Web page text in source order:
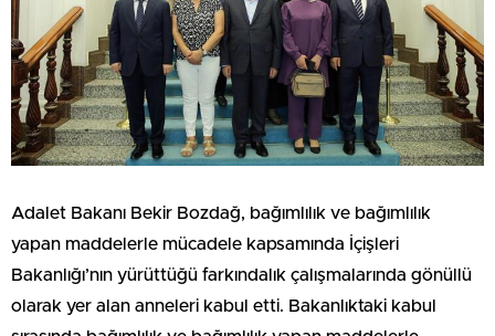
Adalet Bakanı Bekir Bozdağ, bağımlılık ve bağımlılık
yapan maddelerle mücadele kapsamında İçişleri
Bakanlığı’nın yürüttüğü farkındalık çalışmalarında gönüllü
olarak yer alan anneleri kabul etti. Bakanlıktaki kabul